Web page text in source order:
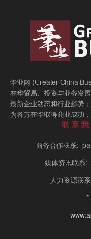
华业网 (Greater China
在华贸易、投资与业务发
最新企业动态和行业趋势
为各方在华取得商业成功
联 系
商务合作联系:
媒体资讯联系:
人力资源联
*